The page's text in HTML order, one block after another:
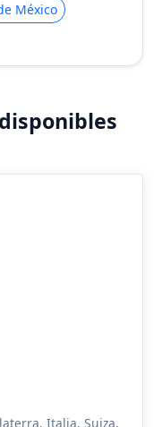
México
Italia, Suiza,